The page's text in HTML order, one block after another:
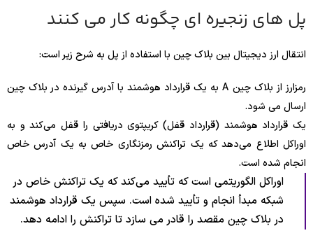
پل های زنجیره ای چگونه کار می کنند
انتقال ارز دیجیتال بین بلاک چین با استفاده از پل به شرح زیر است:
رمزارز از بلاک چین A به یک قرارداد هوشمند با آدرس گیرنده در بلاک چین
ارسال می شود.
یک قرارداد هوشمند (قرارداد قفل) کریپتوی دریافتی را قفل می‌کند و به
اوراکل اطلاع می‌دهد که یک تراکنش رمزنگاری خاص به یک آدرس خاص
انجام شده است.
اوراکل الگوریتمی است که تأیید می‌کند که یک تراکنش خاص در
شبکه مبدأ انجام و تأیید شده است. سپس یک قرارداد هوشمند
در بلاک چین مقصد را قادر می سازد تا تراکنش را ادامه دهد.